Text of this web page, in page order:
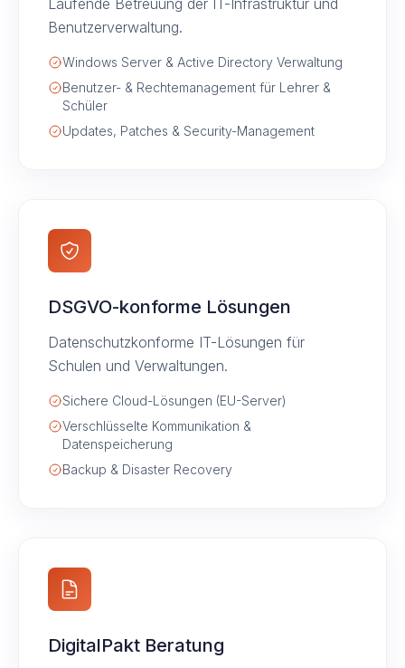
Laufende Betreuung der IT-Infrastruktur und
Benutzerverwaltung.
Windows Server & Active Directory Verwaltung
Benutzer- & Rechtemanagement für Lehrer &
Schüler
Updates, Patches & Security-Management
DSGVO-konforme Lösungen
Datenschutzkonforme IT-Lösungen für
Schulen und Verwaltungen.
Sichere Cloud-Lösungen (EU-Server)
Verschlüsselte Kommunikation &
Datenspeicherung
Backup & Disaster Recovery
DigitalPakt Beratung